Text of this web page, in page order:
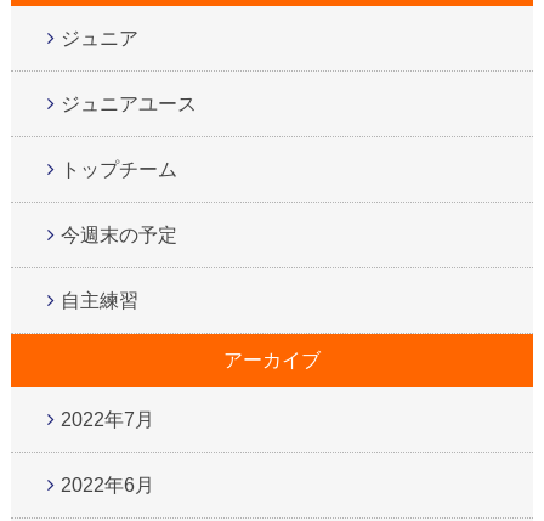
ジュニア
ジュニアユース
トップチーム
今週末の予定
自主練習
アーカイブ
2022年7月
2022年6月